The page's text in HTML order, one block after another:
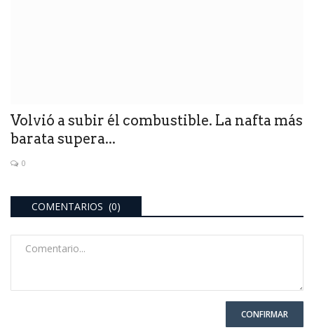
Volvió a subir él combustible. La nafta más
barata supera...
0
COMENTARIOS (0)
CONFIRMAR